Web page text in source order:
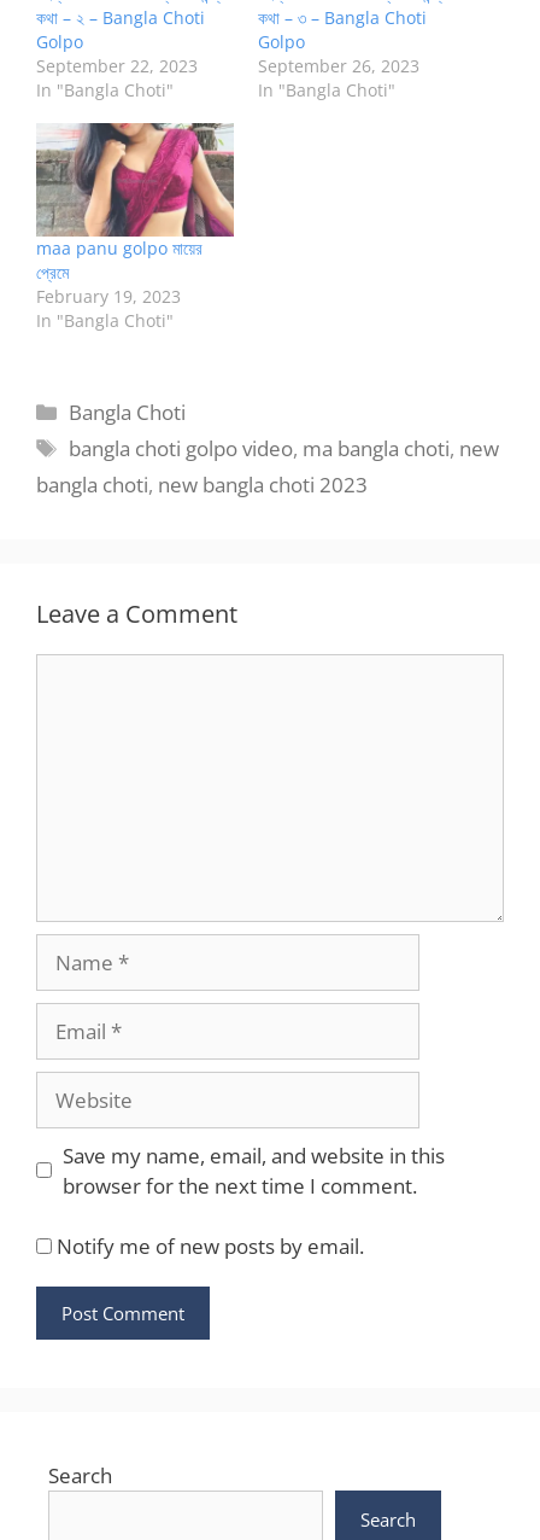
কথা – ২ – Bangla Choti
Golpo
September 22, 2023
In "Bangla Choti"
কথা – ৩ – Bangla Choti
Golpo
September 26, 2023
In "Bangla Choti"
maa panu golpo মায়ের
প্রেমে
February 19, 2023
In "Bangla Choti"
Categories
Bangla Choti
Tags
bangla choti golpo video, ma bangla choti, new
bangla choti, new bangla choti 2023
Leave a Comment
Website
Save my name, email, and website in this
browser for the next time I comment.
Notify me of new posts by email.
Search
Search